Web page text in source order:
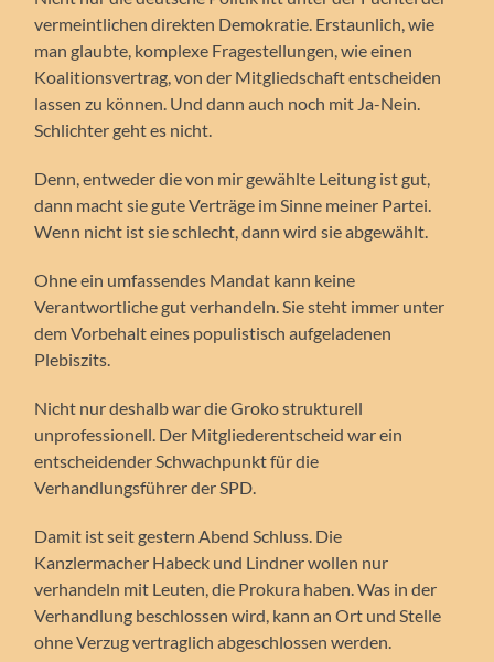
vermeintlichen direkten Demokratie. Erstaunlich, wie
man glaubte, komplexe Fragestellungen, wie einen
Koalitionsvertrag, von der Mitgliedschaft entscheiden
lassen zu können. Und dann auch noch mit Ja-Nein.
Schlichter geht es nicht.
Denn, entweder die von mir gewählte Leitung ist gut,
dann macht sie gute Verträge im Sinne meiner Partei.
Wenn nicht ist sie schlecht, dann wird sie abgewählt.
Ohne ein umfassendes Mandat kann keine
Verantwortliche gut verhandeln. Sie steht immer unter
dem Vorbehalt eines populistisch aufgeladenen
Plebiszits.
Nicht nur deshalb war die Groko strukturell
unprofessionell. Der Mitgliederentscheid war ein
entscheidender Schwachpunkt für die
Verhandlungsführer der SPD.
Damit ist seit gestern Abend Schluss. Die
Kanzlermacher Habeck und Lindner wollen nur
verhandeln mit Leuten, die Prokura haben. Was in der
Verhandlung beschlossen wird, kann an Ort und Stelle
ohne Verzug vertraglich abgeschlossen werden.